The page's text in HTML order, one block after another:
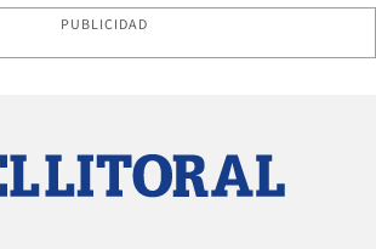
PUBLICIDAD